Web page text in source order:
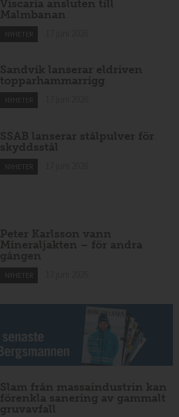
Viscaria ansluten till
Malmbanan
NYHETER
Sandvik lanserar eldriven
topparhammarrigg
NYHETER
SSAB lanserar stålpulver för
skyddsstål
NYHETER
Peter Karlsson vann
Mineraljakten – för andra
gången
NYHETER
Slam från massaindustrin kan
förenkla sanering av gammalt
gruvavfall